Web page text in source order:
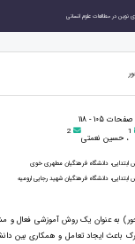
نوین در مطالعات علوم انسانی
1، حسین نعمتی 2
ابتدایی، دانشگاه فرهنگیان مطهری خوی
دانشگاه فرهنگیان شهید رجایی ارومیه
به عنوان یک روش آموزشی فعال و
باعث ایجاد تعامل و همکاری بین